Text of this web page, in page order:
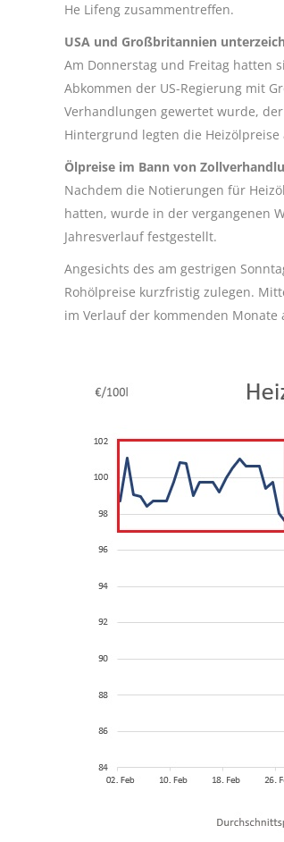
He Lifeng zusammentreffen.
USA und Großbritannien
Am Donnerstag und Freitag hatten
Abkommen der US-Regierung mit
Verhandlungen gewertet wurde,
Hintergrund legten die Heizölpreise
Ölpreise im Bann von
Nachdem die Notierungen für
hatten, wurde in der vergangenen
Jahresverlauf festgestellt.
Angesichts des am gestrigen
Rohölpreise kurzfristig zulegen.
im Verlauf der kommenden Monate